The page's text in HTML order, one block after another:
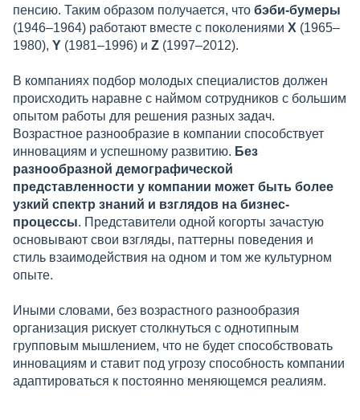
пенсию. Таким образом получается, что бэби-бумеры
(1946–1964) работают вместе с поколениями X (1965–
1980), Y (1981–1996) и Z (1997–2012).
В компаниях подбор молодых специалистов должен
происходить наравне с наймом сотрудников с большим
опытом работы для решения разных задач.
Возрастное разнообразие в компании способствует
инновациям и успешному развитию. Без
разнообразной демографической
представленности у компании может быть более
узкий спектр знаний и взглядов на бизнес-
процессы. Представители одной когорты зачастую
основывают свои взгляды, паттерны поведения и
стиль взаимодействия на одном и том же культурном
опыте.
Иными словами, без возрастного разнообразия
организация рискует столкнуться с однотипным
групповым мышлением, что не будет способствовать
инновациям и ставит под угрозу способность компании
адаптироваться к постоянно меняющемся реалиям.